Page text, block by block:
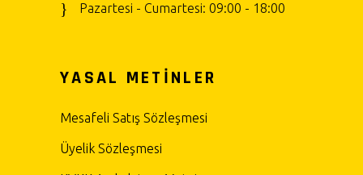
Pazartesi - Cumartesi: 09:00 - 18:00
YASAL METİNLER
Mesafeli Satış Sözleşmesi
Üyelik Sözleşmesi